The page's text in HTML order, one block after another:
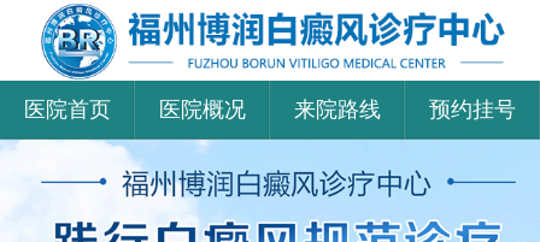
医院首页 医院概况 来院路线 预约挂号